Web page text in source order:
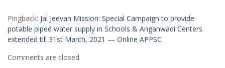
Pingback: Jal Jeevan Mission: Special Campaign to provide
potable piped water supply in Schools & Anganwadi Centers
extended till 31st March, 2021 — Online APPSC
Comments are closed.